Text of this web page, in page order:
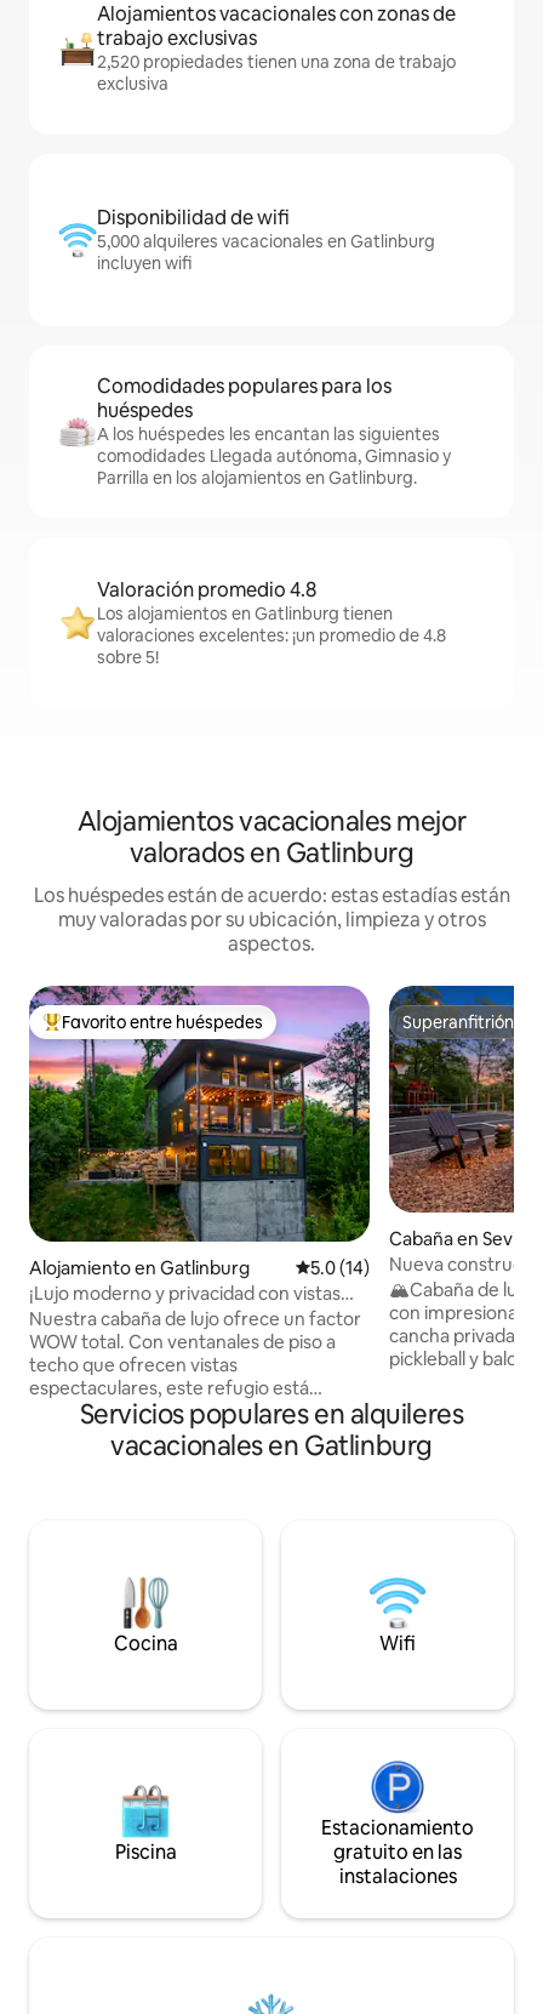
Alojamientos vacacionales con zonas de
trabajo exclusivas
2,520 propiedades tienen una zona de trabajo
exclusiva
Disponibilidad de wifi
5,000 alquileres vacacionales en Gatlinburg
incluyen wifi
Comodidades populares para los
huéspedes
A los huéspedes les encantan las siguientes
comodidades Llegada autónoma, Gimnasio y
Parrilla en los alojamientos en Gatlinburg.
Valoración promedio 4.8
Los alojamientos en Gatlinburg tienen
valoraciones excelentes: ¡un promedio de 4.8
sobre 5!
Alojamientos vacacionales mejor
valorados en Gatlinburg
Los huéspedes están de acuerdo: estas estadías están
muy valoradas por su ubicación, limpieza y otros
aspectos.
Favorito entre huéspedes preferido
Favorito entre huéspedes
Alojamiento en Gatlinburg Calificación promedio: 5.0 de
5.0 (14)
¡Lujo moderno y privacidad con vistas
espectaculares!
Nuestra cabaña de lujo ofrece un factor
WOW total. Con ventanales de piso a
techo que ofrecen vistas
espectaculares, este refugio está
diseñado para brindar una comodidad de
primer nivel. Tiene capacidad para
12 personas y cuenta con una piscina
entretenimiento sin fin para todo el
grupo. ¡Disfrute de la mejor escapada a
la montaña, donde las comodidades
modernas se combinan con paisajes
acceso a nuestros clubes (el de North es
Superanfitrión
Superanfitrión
Cabaña en
Nueva
privado + vistas a
🏔️Cabaña de lujo
con
cancha privada
pickleball y
en el porche y
tus días
deportiva y el
refugio de 2
comodidad de
libre
Servicios populares en alquileres
vacacionales en Gatlinburg
Cocina Wifi
Piscina
Estacionamiento
gratuito en las
instalaciones